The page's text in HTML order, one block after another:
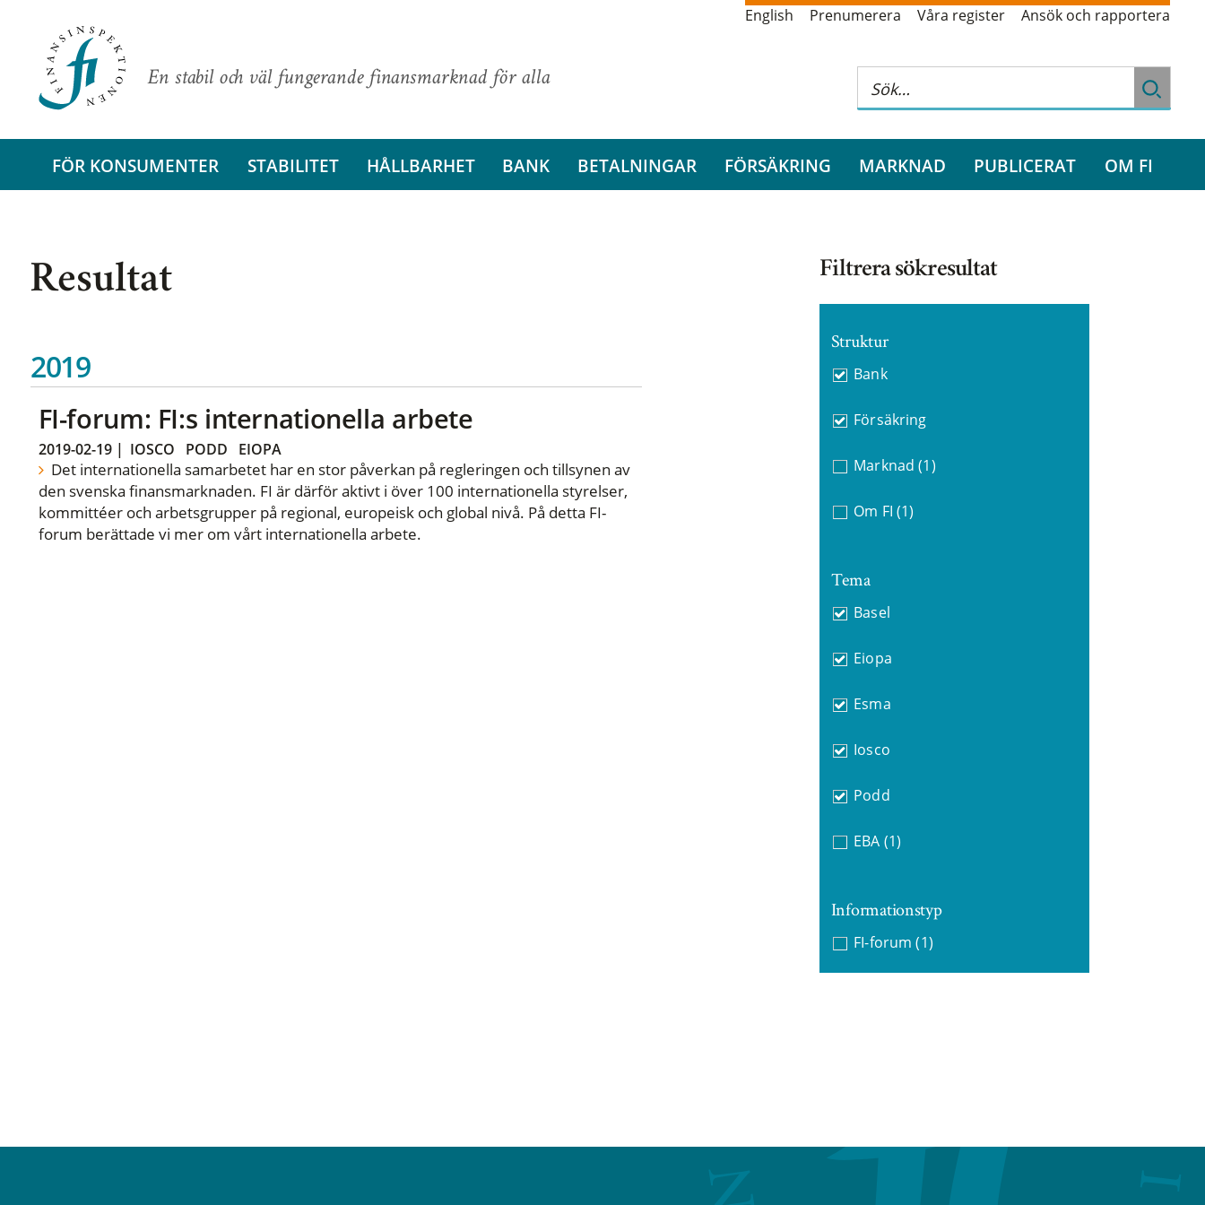
En stabil och väl fungerande finansmarknad för alla
English Prenumerera Våra register Ansök och rapportera
FÖR KONSUMENTER STABILITET HÅLLBARHET BANK BETALNINGAR FÖRSÄKRING MARKNAD PUBLICERAT OM FI
Resultat
2019
FI-forum: FI:s internationella arbete
2019-02-19| IOSCO PODD EIOPA
Det internationella samarbetet har en stor påverkan på regleringen och tillsynen av
den svenska finansmarknaden. FI är därför aktivt i över 100 internationella styrelser,
kommittéer och arbetsgrupper på regional, europeisk och global nivå. På detta FI-
forum berättade vi mer om vårt internationella arbete.
Filtrera sökresultat
Struktur
Bank
Försäkring
Marknad (1)
Om FI (1)
Tema
Basel
Eiopa
Esma
Iosco
Podd
EBA (1)
Informationstyp
FI-forum (1)